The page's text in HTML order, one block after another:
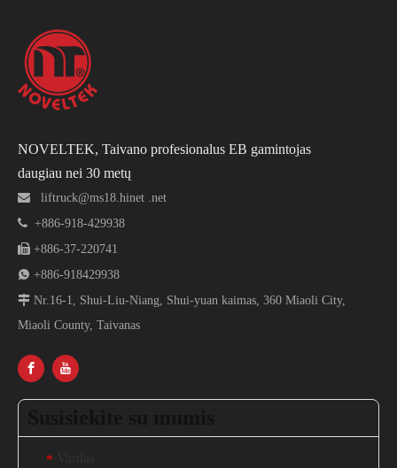
NOVELTEK, Taivano profesionalus EB gamintojas
daugiau nei 30 metų
 liftruck@ms18.hinet .net
 +886-918-429938
 +886-37-220741
 +886-918429938
 Nr.16-1, Shui-Liu-Niang, Shui-yuan kaimas, 360 Miaoli City,
Miaoli County, Taivanas
*